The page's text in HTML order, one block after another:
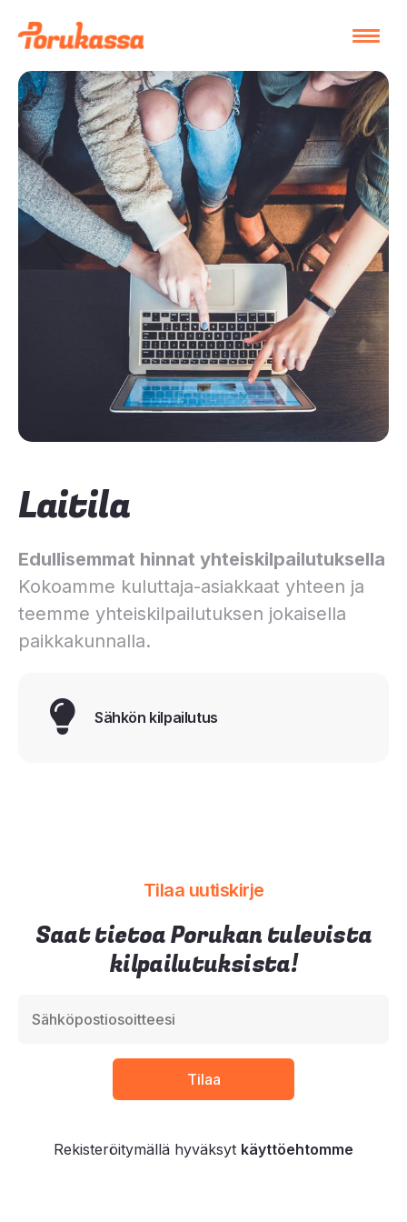
Laitila
Edullisemmat hinnat yhteiskilpailutuksella
Kokoamme kuluttaja-asiakkaat yhteen ja
teemme yhteiskilpailutuksen jokaisella
paikkakunnalla.
Sähkön kilpailutus
Tilaa uutiskirje
Saat tietoa Porukan tulevista
kilpailutuksista!
Rekisteröitymällä hyväksyt käyttöehtomme